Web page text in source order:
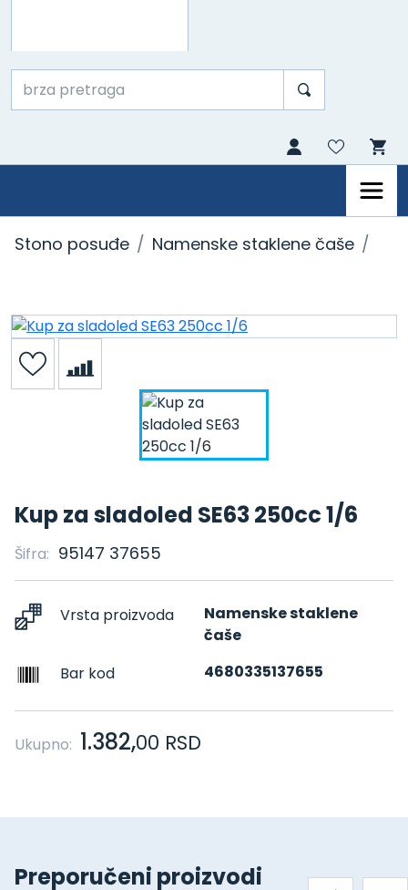
Stono posuđe Namenske staklene čaše
Kup za sladoled SE63 250cc 1/6
Šifra: 95147 37655
Vrsta proizvoda
Namenske staklene
čaše
Bar kod
4680335137655
Ukupno: 1.382,00 RSD
Preporučeni proizvodi